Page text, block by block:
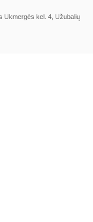
Ukmergės kel. 4, Užubalių